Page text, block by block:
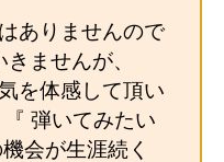
ありませんので
ませんが、
を体感して頂い
弾いてみたい
会が生涯続く